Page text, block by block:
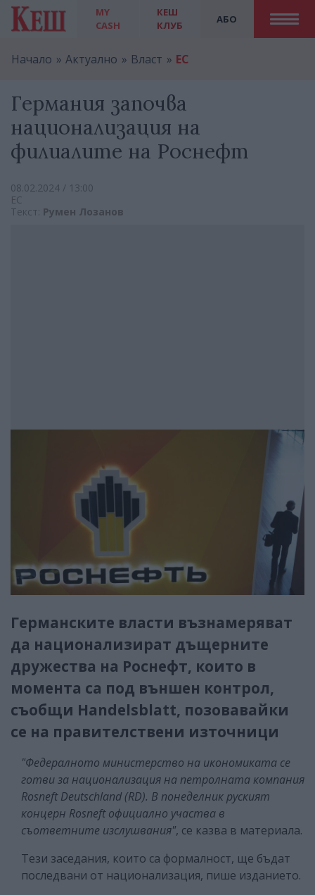
MY
CASH
АБО
КЕШ
КЛУБ
Начало Актуално Власт ЕС
Германия започва
национализация на
филиалите на Роснефт
08.02.2024 / 13:00
ЕС
Текст: Румен Лозанов
Германските власти възнамеряват
да национализират дъщерните
дружества на Роснефт, които в
момента са под външен контрол,
съобщи Handelsblatt, позовавайки
се на правителствени източници
"Федералното министерство на икономиката се
готви за национализация на петролната компания
Rosneft Deutschland (RD). В понеделник руският
концерн Rosneft официално участва в
съответните изслушвания", се казва в материала.
Тези заседания, които са формалност, ще бъдат
последвани от национализация, пише изданието.